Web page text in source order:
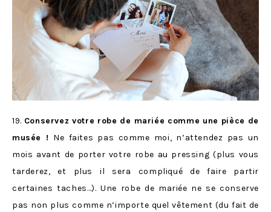
19. Conservez votre robe de mariée comme une pièce de
musée ! Ne faites pas comme moi, n’attendez pas un
mois avant de porter votre robe au pressing (plus vous
tarderez, et plus il sera compliqué de faire partir
certaines taches…). Une robe de mariée ne se conserve
pas non plus comme n’importe quel vêtement (du fait de